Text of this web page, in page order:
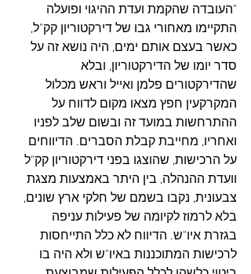
"העובדה שהקמת ועדת ההיגוי ופועלה
התקיימו מאחורי גבו של דירקטוריון קק"ל,
כאשר בעצם אותם ימים, היה נושא זה על
סדר יומו של הדירקטוריון, ובלא
שהדירקטורים פלמן ואייל וראש מכלול
המקרקעין חפץ מצאו מקום לדווח על
ההתרחשות במועד זה ובשום שלב לפניו
ואחריו, מחייבת קבלת הסברים. הדיווחים
על הרכישות, שהוצגו בפני דירקטוריון קק"ל
וועדת ההנהלה, בין היתר באמצעות מצגת
צבעונית, נקבו בשמם של חלקי ארץ שונים,
בלא לרמוז לקיומה של פעילות עניפה
בגזרת איו"ש. הדיווח לא כלל התייחסות
לרכישות המתוכננות באיו"ש ולא היה בו